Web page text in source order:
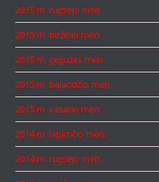
2015 m. rugsėjo mėn.
2015 m. birželio mėn.
2015 m. gegužės mėn.
2015 m. balandžio mėn.
2015 m. vasario mėn.
2014 m. lapkričio mėn.
2014 m. rugsėjo mėn.